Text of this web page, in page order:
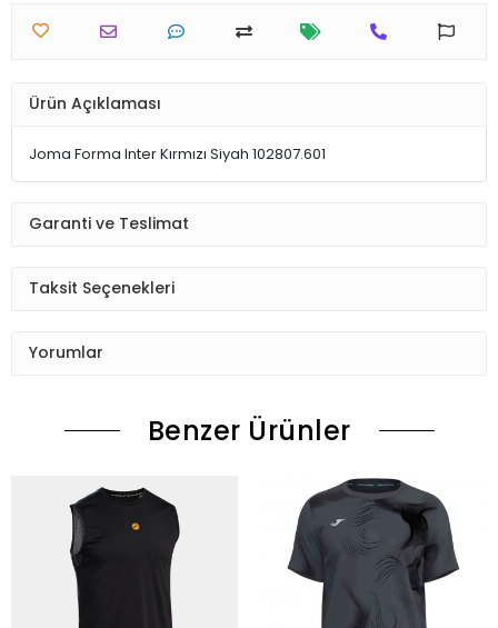
Ürün Açıklaması
Joma Forma Inter Kırmızı Siyah 102807.601
Garanti ve Teslimat
Taksit Seçenekleri
Yorumlar
Benzer Ürünler